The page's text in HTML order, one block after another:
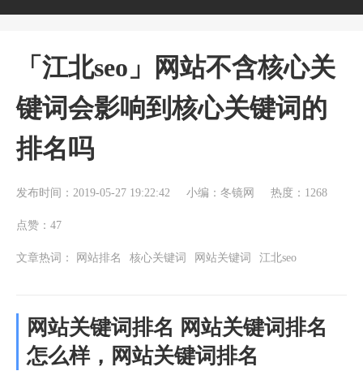
「江北seo」网站不含核心关
键词会影响到核心关键词的
排名吗
发布时间：2019-05-27 19:22:42 小编：冬镜网 热度：1268
点赞：47
文章热词： 网站排名 核心关键词 网站关键词 江北seo
网站关键词排名 网站关键词排名
怎么样，网站关键词排名